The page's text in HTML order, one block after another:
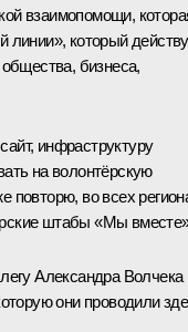
взаимопомощи,
линии», который
бизнеса,
инфраструктуру
на волонтёрскую
во всех
штабы «Мы
Александра Волчека
они проводили